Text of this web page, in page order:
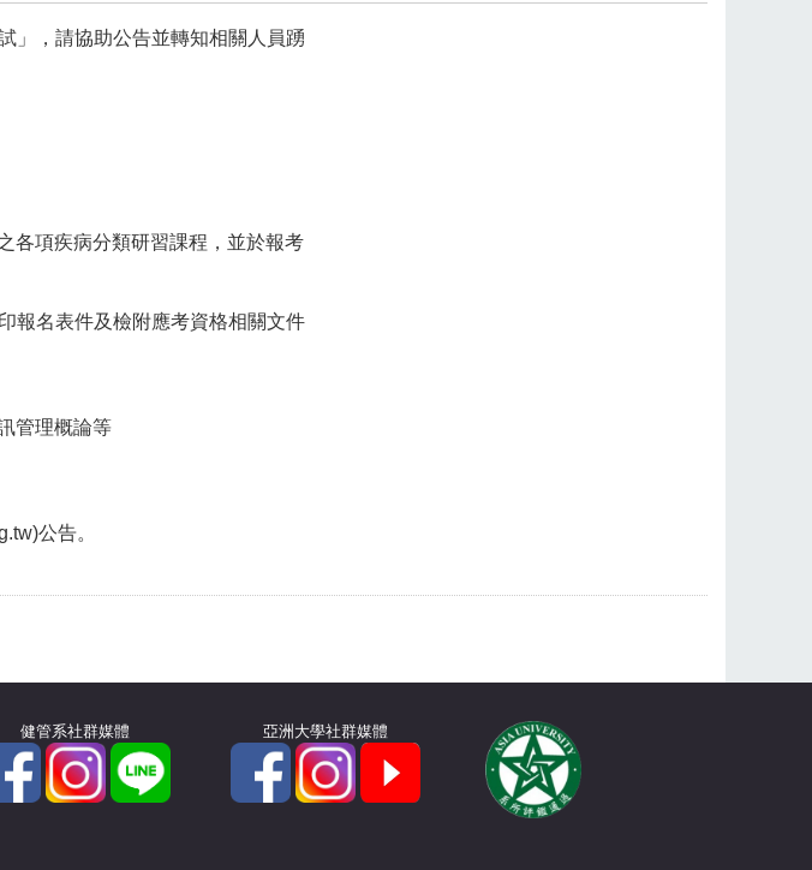
，請協助公告並轉知相關人員踴
項疾病分類研習課程，並於報考
報名表件及檢附應考資格相關文件
管理概論等
公告。
健管系社群媒體 亞洲大學社群媒體